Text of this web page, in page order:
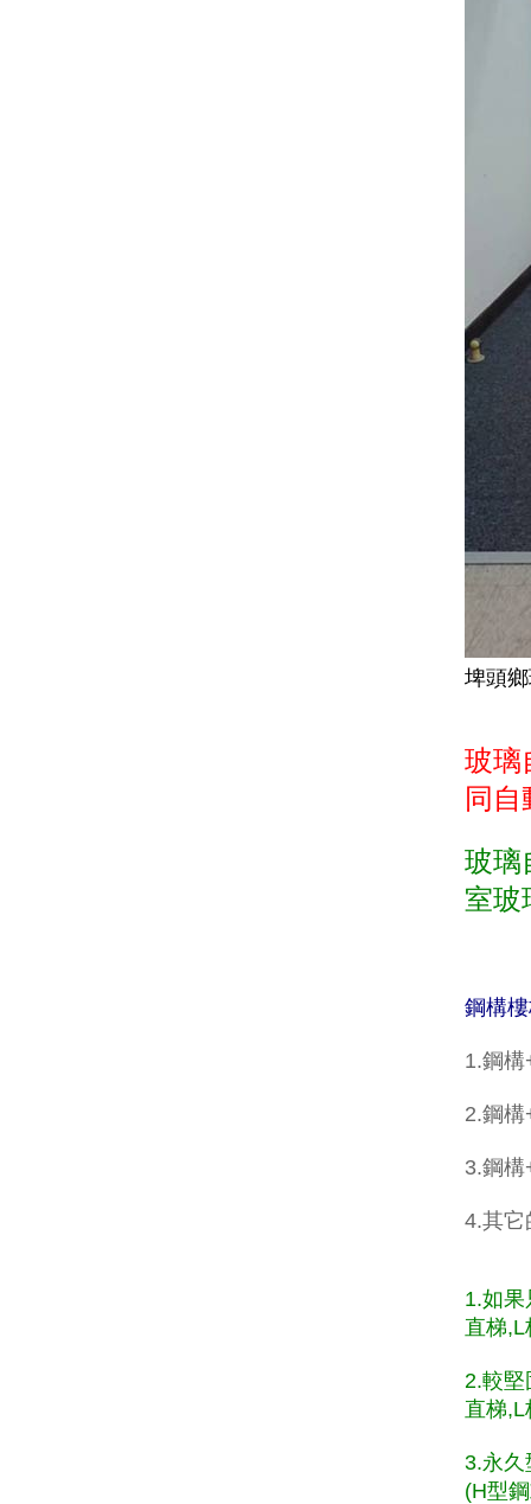
埤頭
玻璃
同自
玻璃
室玻
鋼構
1.鋼
2.鋼構
3.鋼
4.其它
1.如
直梯
2.較堅
直梯
3.永久
(H型